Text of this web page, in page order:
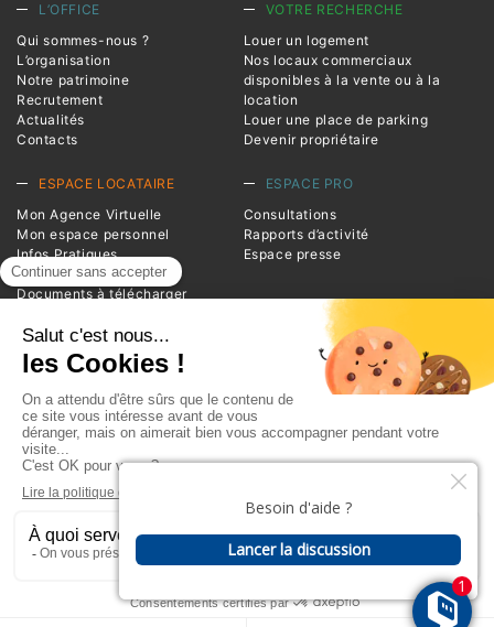
L’OFFICE
Qui sommes-nous ?
L’organisation
Notre patrimoine
Recrutement
Actualités
Contacts
VOTRE RECHERCHE
Louer un logement
Nos locaux commerciaux
disponibles à la vente ou à la
location
Louer une place de parking
Devenir propriétaire
ESPACE LOCATAIRE
Mon Agence Virtuelle
Mon espace personnel
Infos Pratiques
Magazine Entrée
Documents à télécharger
ESPACE PRO
Consultations
Rapports d’activité
Espace presse
INFORMATIONS
1 square de la Resistance
BP 20124
38209 Vienne Cedex
Téléphone : 04 74 78 39 00
Plan du site
Mentions légales
Politique de Protection des Données